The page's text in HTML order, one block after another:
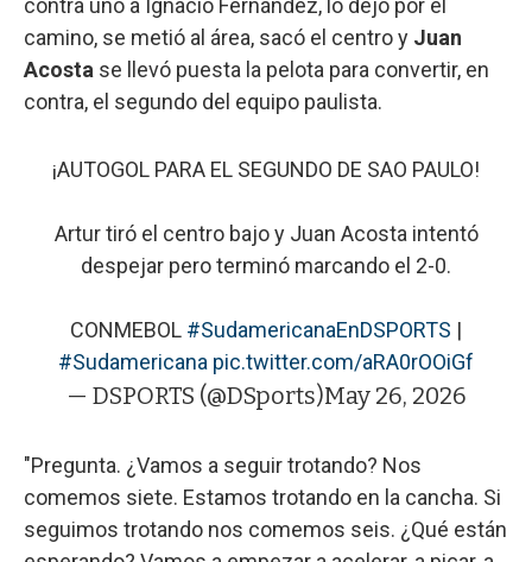
contra uno a Ignacio Fernández, lo dejó por el
camino, se metió al área, sacó el centro y Juan
Acosta se llevó puesta la pelota para convertir, en
contra, el segundo del equipo paulista.
¡AUTOGOL PARA EL SEGUNDO DE SAO PAULO!
Artur tiró el centro bajo y Juan Acosta intentó
despejar pero terminó marcando el 2-0.
CONMEBOL #SudamericanaEnDSPORTS |
#Sudamericana pic.twitter.com/aRA0rOOiGf
— DSPORTS (@DSports)May 26, 2026
"Pregunta. ¿Vamos a seguir trotando? Nos
comemos siete. Estamos trotando en la cancha. Si
seguimos trotando nos comemos seis. ¿Qué están